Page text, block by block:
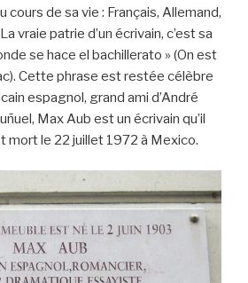
cours de sa vie : Français, Allemand,
vraie patrie d’un écrivain, c’est sa
se hace el bachillerato » (On est
Cette phrase est restée célèbre
espagnol, grand ami d’André
Max Aub est un écrivain qu’il
mort le 22 juillet 1972 à Mexico.